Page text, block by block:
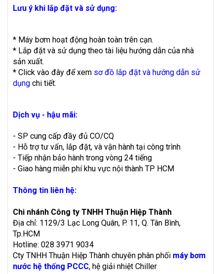
Lưu ý khi lắp đặt và sử dụng:
* Máy bơm hoạt động hoàn toàn trên cạn.
* Lắp đặt và sử dụng theo tài liệu hướng dẫn của nhà
sản xuất.
* Click vào đây để xem sơ đồ lắp đặt và hướng dẫn sử
dụng chi tiết.
Dịch vụ - hậu mãi:
- SP cung cấp đầy đủ CO/CQ
- Hỗ trợ tư vấn, lắp đặt, và vận hành tại công trình
- Tiếp nhận bảo hành trong vòng 24 tiếng
- Giao hàng miễn phí khu vực nội thành TP HCM
Thông tin liên hệ:
Chi nhánh Công ty TNHH Thuận Hiệp Thành
Địa chỉ: 1129/3 Lạc Long Quân, P. 11, Q. Tân Bình,
Tp.HCM
Hotline: 028 3971 9034
Cty TNHH Thuận Hiệp Thành chuyên phân phối máy bơm
nước hệ thống PCCC, hệ giải nhiệt Chiller